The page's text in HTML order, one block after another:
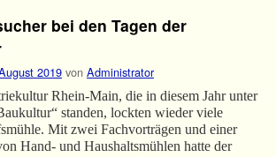
bei den Tagen der
2019 von Administrator
Rhein-Main, die in diesem Jahr unter
standen, lockten wieder viele
Mit zwei Fachvorträgen und einer
Hand- und Haushaltsmühlen hatte der